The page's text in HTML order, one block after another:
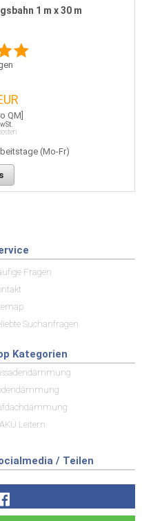
1 m x 30 m
QM]
Fragen
Suchanfragen
Kategorien
Leitern
/ Teilen